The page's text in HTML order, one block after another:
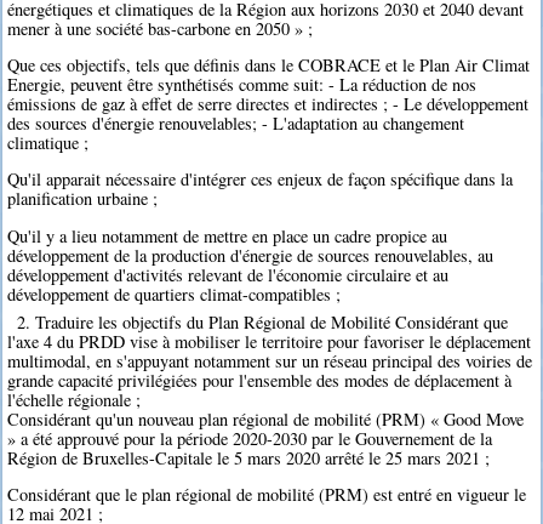
énergétiques et climatiques de la Région aux horizons 2030 et 2040 devant
mener à une société bas-carbone en 2050 » ;
Que ces objectifs, tels que définis dans le COBRACE et le Plan Air Climat
Energie, peuvent être synthétisés comme suit: - La réduction de nos
émissions de gaz à effet de serre directes et indirectes ; - Le développement
des sources d'énergie renouvelables; - L'adaptation au changement
climatique ;
Qu'il apparait nécessaire d'intégrer ces enjeux de façon spécifique dans la
planification urbaine ;
Qu'il y a lieu notamment de mettre en place un cadre propice au
développement de la production d'énergie de sources renouvelables, au
développement d'activités relevant de l'économie circulaire et au
développement de quartiers climat-compatibles ;
2. Traduire les objectifs du Plan Régional de Mobilité Considérant que
l'axe 4 du PRDD vise à mobiliser le territoire pour favoriser le déplacement
multimodal, en s'appuyant notamment sur un réseau principal des voiries de
grande capacité privilégiées pour l'ensemble des modes de déplacement à
l'échelle régionale ;
Considérant qu'un nouveau plan régional de mobilité (PRM) « Good Move
» a été approuvé pour la période 2020-2030 par le Gouvernement de la
Région de Bruxelles-Capitale le 5 mars 2020 arrêté le 25 mars 2021 ;
Considérant que le plan régional de mobilité (PRM) est entré en vigueur le
12 mai 2021 ;